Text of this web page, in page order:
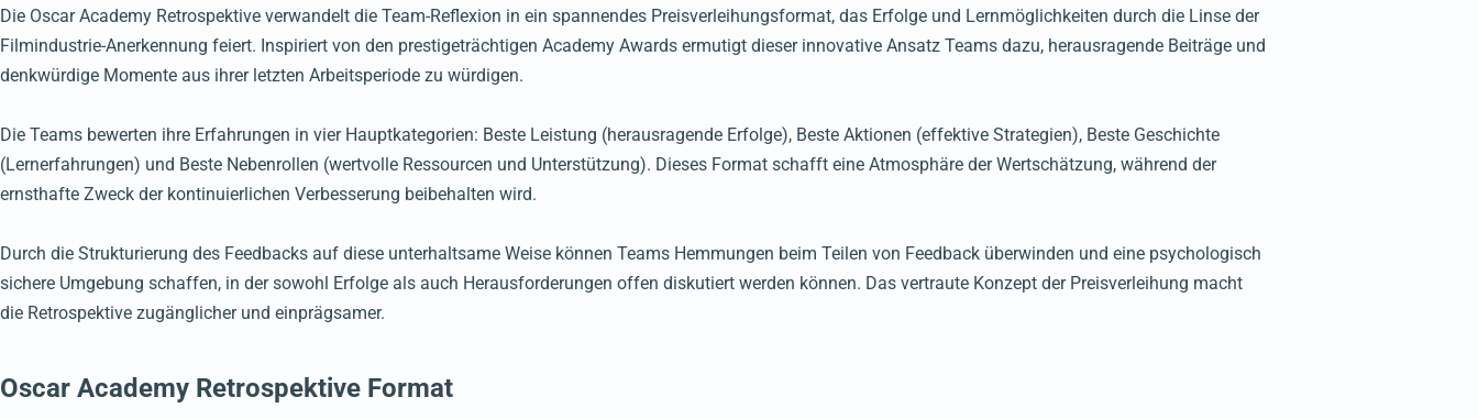
Die Oscar Academy Retrospektive verwandelt die Team-Reflexion in ein spannendes Preisverleihungsformat, das Erfolge und Lernmöglichkeiten durch die Linse der
Filmindustrie-Anerkennung feiert. Inspiriert von den prestigeträchtigen Academy Awards ermutigt dieser innovative Ansatz Teams dazu, herausragende Beiträge und
denkwürdige Momente aus ihrer letzten Arbeitsperiode zu würdigen.
Die Teams bewerten ihre Erfahrungen in vier Hauptkategorien: Beste Leistung (herausragende Erfolge), Beste Aktionen (effektive Strategien), Beste Geschichte
(Lernerfahrungen) und Beste Nebenrollen (wertvolle Ressourcen und Unterstützung). Dieses Format schafft eine Atmosphäre der Wertschätzung, während der
ernsthafte Zweck der kontinuierlichen Verbesserung beibehalten wird.
Durch die Strukturierung des Feedbacks auf diese unterhaltsame Weise können Teams Hemmungen beim Teilen von Feedback überwinden und eine psychologisch
sichere Umgebung schaffen, in der sowohl Erfolge als auch Herausforderungen offen diskutiert werden können. Das vertraute Konzept der Preisverleihung macht
die Retrospektive zugänglicher und einprägsamer.
Oscar Academy Retrospektive Format